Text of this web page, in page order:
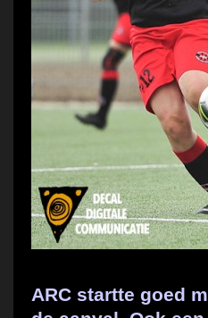
ARC startte goed